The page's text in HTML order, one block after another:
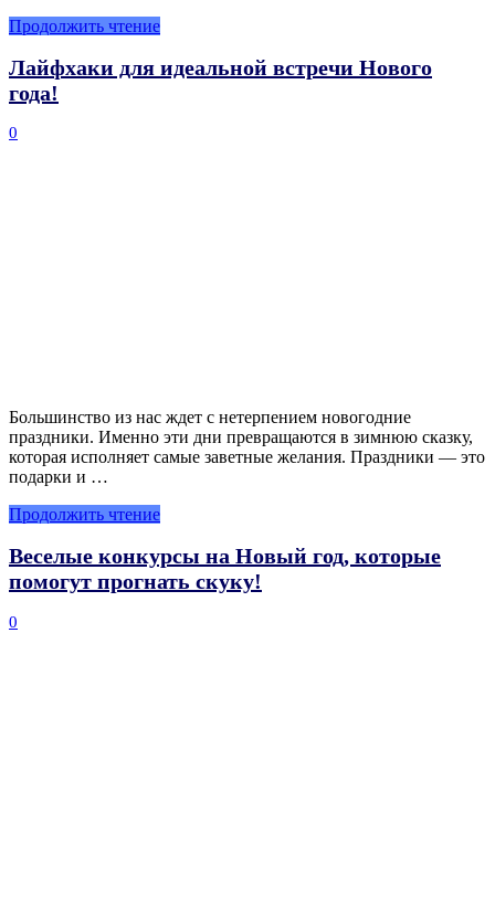
Продолжить чтение
Лайфхаки для идеальной встречи Нового
года!
0
Большинство из нас ждет с нетерпением новогодние
праздники. Именно эти дни превращаются в зимнюю сказку,
которая исполняет самые заветные желания. Праздники — это
подарки и …
Продолжить чтение
Веселые конкурсы на Новый год, которые
помогут прогнать скуку!
0